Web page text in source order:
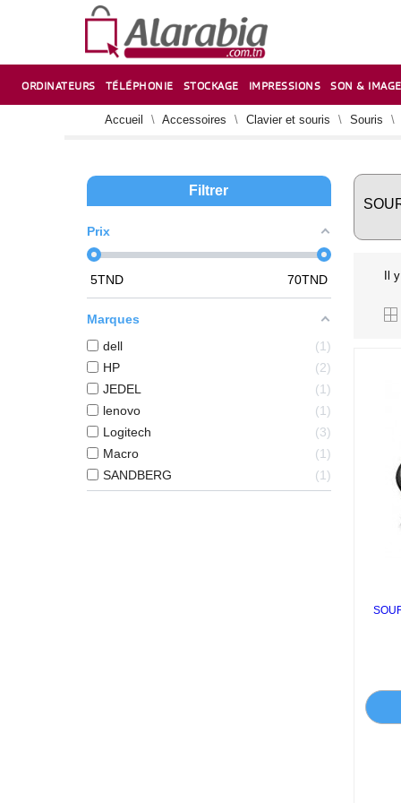
ORDINATEURS TÉLÉPHONIE STOCKAGE IMPRESSIONS SON & IMAGE
Accueil Accessoires Clavier et souris Souris
Filtrer
Prix
5TND 70TND
Marques
dell
1
HP
2
JEDEL
1
lenovo
1
Logitech
3
Macro
1
SANDBERG
1
Il